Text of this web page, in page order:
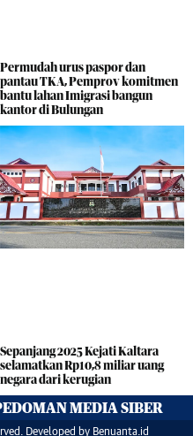
Permudah urus paspor dan
pantau TKA, Pemprov komitmen
bantu lahan Imigrasi bangun
kantor di Bulungan
Sepanjang 2025 Kejati Kaltara
selamatkan Rp10,8 miliar uang
negara dari kerugian
MEDIA SIBER
Developed by Benuanta.id